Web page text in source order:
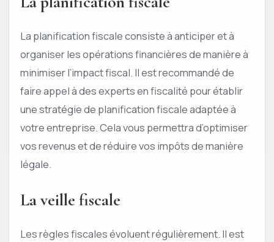
La planification fiscale consiste à anticiper et à
organiser les opérations financières de manière à
minimiser l’impact fiscal. Il est recommandé de
faire appel à des experts en fiscalité pour établir
une stratégie de planification fiscale adaptée à
votre entreprise. Cela vous permettra d’optimiser
vos revenus et de réduire vos impôts de manière
légale.
La veille fiscale
Les règles fiscales évoluent régulièrement. Il est